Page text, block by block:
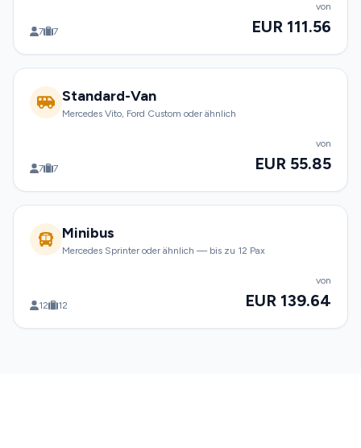
7 7
von
EUR 111.56
Standard-Van
Mercedes Vito, Ford Custom oder ähnlich
7 7
von
EUR 55.85
Minibus
Mercedes Sprinter oder ähnlich — bis zu 12 Pax
12 12
von
EUR 139.64